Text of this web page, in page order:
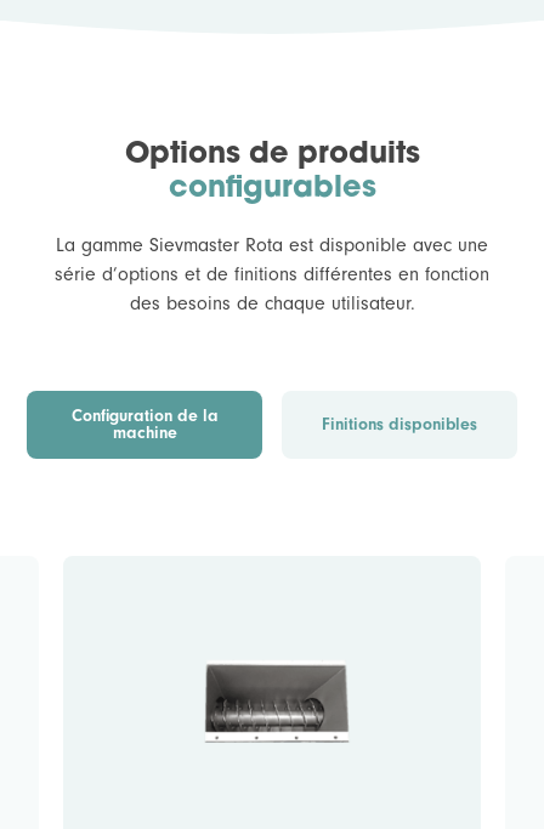
Options de produits
configurables
La gamme Sievmaster Rota est disponible avec une
série d’options et de finitions différentes en fonction
des besoins de chaque utilisateur.
Configuration de la
machine
Finitions disponibles